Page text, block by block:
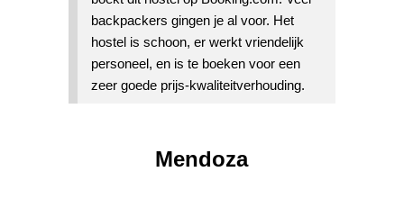
backpackers gingen je al voor. Het
hostel is schoon, er werkt vriendelijk
personeel, en is te boeken voor een
zeer goede prijs-kwaliteitverhouding.
Mendoza